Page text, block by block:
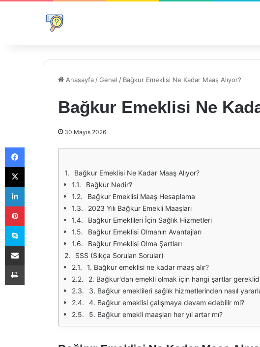
Anasayfa /Genel / Bağkur Emeklisi Ne Kadar Maaş Alıyor?
Bağkur Emeklisi Ne
30 Mayıs 2026
Bağkur Emeklisi Ne Kadar Maaş Alıyor?
Bağkur Nedir?
Bağkur Emeklisi Maaş Hesaplama
2023 Yılı Bağkur Emekli Maaşları
Bağkur Emeklileri İçin Sağlık Hizmetleri
Bağkur Emeklisi Olmanın Avantajları
Bağkur Emeklisi Olma Şartları
SSS (Sıkça Sorulan Sorular)
1. Bağkur emeklisi ne kadar maaş alır?
2. Bağkur'dan emekli olmak için hangi şartlar
3. Bağkur emeklileri sağlık hizmetlerinden nasıl
4. Bağkur emeklisi çalışmaya devam edebilir mi?
5. Bağkur emekli maaşları her yıl artar mı?
Facebook
X
LinkedIn
Pinterest
Skype
E-Posta ile paylaş